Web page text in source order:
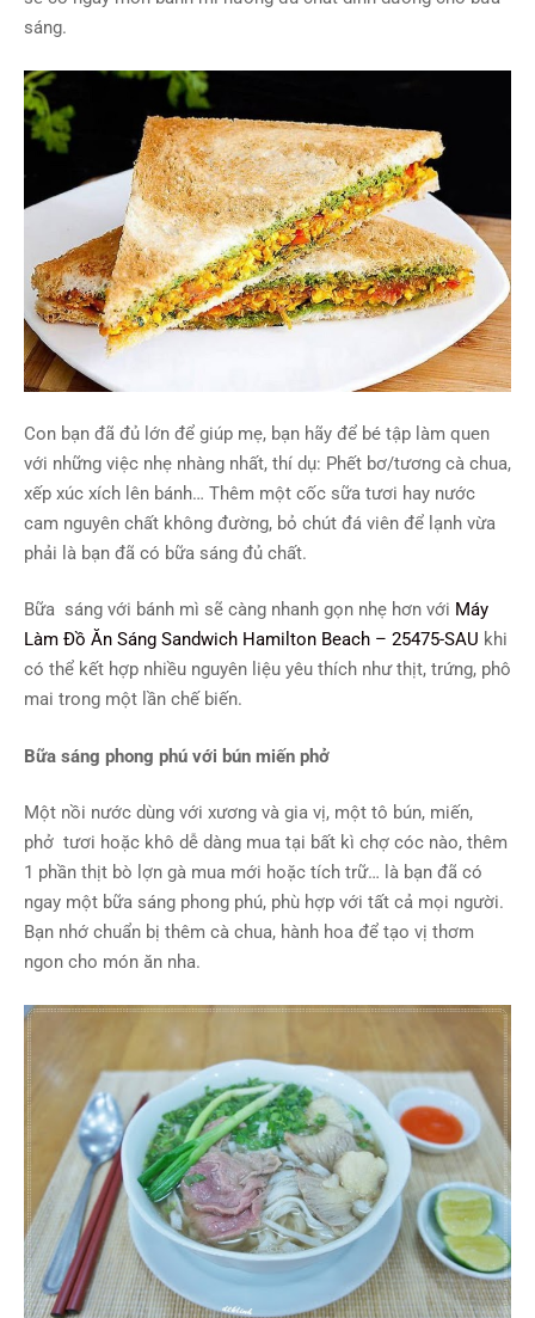
sáng.
Con bạn đã đủ lớn để giúp mẹ, bạn hãy để bé tập làm quen
với những việc nhẹ nhàng nhất, thí dụ: Phết bơ/tương cà chua,
xếp xúc xích lên bánh… Thêm một cốc sữa tươi hay nước
cam nguyên chất không đường, bỏ chút đá viên để lạnh vừa
phải là bạn đã có bữa sáng đủ chất.
Bữa sáng với bánh mì sẽ càng nhanh gọn nhẹ hơn với Máy
Làm Đồ Ăn Sáng Sandwich Hamilton Beach – 25475-SAU khi
có thể kết hợp nhiều nguyên liệu yêu thích như thịt, trứng, phô
mai trong một lần chế biến.
Bữa sáng phong phú với bún miến phở
Một nồi nước dùng với xương và gia vị, một tô bún, miến,
phở tươi hoặc khô dễ dàng mua tại bất kì chợ cóc nào, thêm
1 phần thịt bò lợn gà mua mới hoặc tích trữ… là bạn đã có
ngay một bữa sáng phong phú, phù hợp với tất cả mọi người.
Bạn nhớ chuẩn bị thêm cà chua, hành hoa để tạo vị thơm
ngon cho món ăn nha.